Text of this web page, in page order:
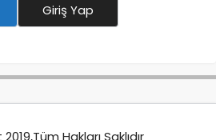
Giriş Yap
Hakları Saklıdır